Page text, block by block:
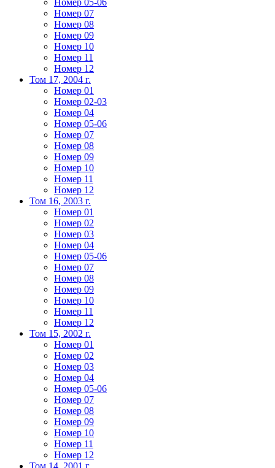
Номер 05-06
Номер 07
Номер 08
Номер 09
Номер 10
Номер 11
Номер 12
Том 17, 2004 г.
Номер 01
Номер 02-03
Номер 04
Номер 05-06
Номер 07
Номер 08
Номер 09
Номер 10
Номер 11
Номер 12
Том 16, 2003 г.
Номер 01
Номер 02
Номер 03
Номер 04
Номер 05-06
Номер 07
Номер 08
Номер 09
Номер 10
Номер 11
Номер 12
Том 15, 2002 г.
Номер 01
Номер 02
Номер 03
Номер 04
Номер 05-06
Номер 07
Номер 08
Номер 09
Номер 10
Номер 11
Номер 12
Том 14, 2001 г.